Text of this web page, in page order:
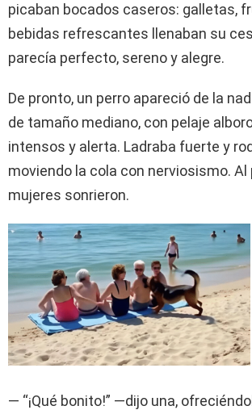
picaban bocados caseros: galletas,
bebidas refrescantes llenaban su
parecía perfecto, sereno y alegre.
De pronto, un perro apareció de la
de tamaño mediano, con pelaje
intensos y alerta. Ladraba fuerte y
moviendo la cola con nerviosismo. Al
mujeres sonrieron.
— “¡Qué bonito!” —dijo una,